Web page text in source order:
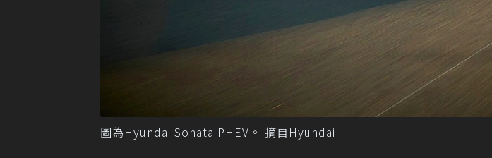
圖為Hyundai Sonata PHEV。 摘自Hyundai